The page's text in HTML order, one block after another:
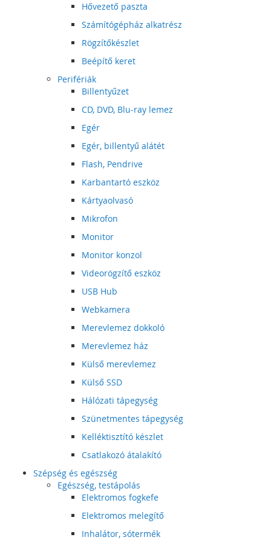
Hővezető paszta
Számítógépház alkatrész
Rögzítőkészlet
Beépítő keret
Perifériák
Billentyűzet
CD, DVD, Blu-ray lemez
Egér
Egér, billentyű alátét
Flash, Pendrive
Karbantartó eszköz
Kártyaolvasó
Mikrofon
Monitor
Monitor konzol
Videorögzítő eszköz
USB Hub
Webkamera
Merevlemez dokkoló
Merevlemez ház
Külső merevlemez
Külső SSD
Hálózati tápegység
Szünetmentes tápegység
Kelléktisztító készlet
Csatlakozó átalakító
Szépség és egészség
Egészség, testápolás
Elektromos fogkefe
Elektromos melegítő
Inhalátor, sótermék